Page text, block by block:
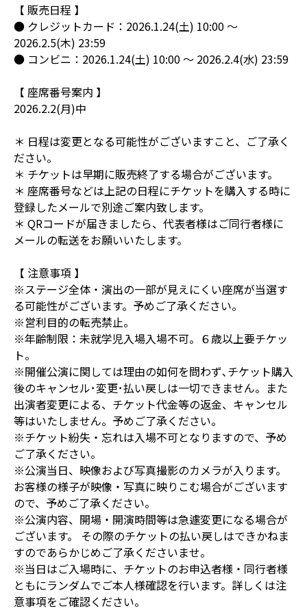
【 販売日程 】
● クレジットカード：2026.1.24(土) 10:00 ～
2026.2.5(木) 23:59
● コンビニ：2026.1.24(土) 10:00 ～ 2026.2.4(水) 23:59
【 座席番号案内 】
2026.2.2(月)中
＊ 日程は変更となる可能性がございますこと、ご了承く
ださい。
＊ チケットは早期に販売終了する場合がございます。
＊ 座席番号などは上記の日程にチケットを購入する時に
登録したメールで別途ご案内致します。
＊ QRコードが届きましたら、代表者様はご同行者様に
メールの転送をお願いいたします。
【 注意事項 】
※ステージ全体・演出の一部が見えにくい座席が当選す
る可能性がございます。予めご了承ください。
※営利目的の転売禁止。
※年齢制限：未就学児入場入場不可。６歳以上要チケッ
ト。
※開催公演に関しては理由の如何を問わず､チケット購入
後のキャンセル･変更･払い戻しは一切できません。また
出演者変更による、チケット代金等の返金、キャンセル
等はいたしません。予めご了承ください。
※チケット紛失・忘れは入場不可となりますので、予め
ご了承ください。
※公演当日、映像および写真撮影のカメラが入ります。
お客様の様子が映像・写真に映りこむ場合がございます
ので、予めご了承ください。
※公演内容、開場・開演時間等は急遽変更になる場合が
ございます。 その際のチケットの払い戻しはできかねま
すのであらかじめご了承くださいませ。
※当日はご入場時に、チケットのお申込者様・同行者様
ともにランダムでご本人様確認を行います。詳しくは注
意事項をご確認ください。